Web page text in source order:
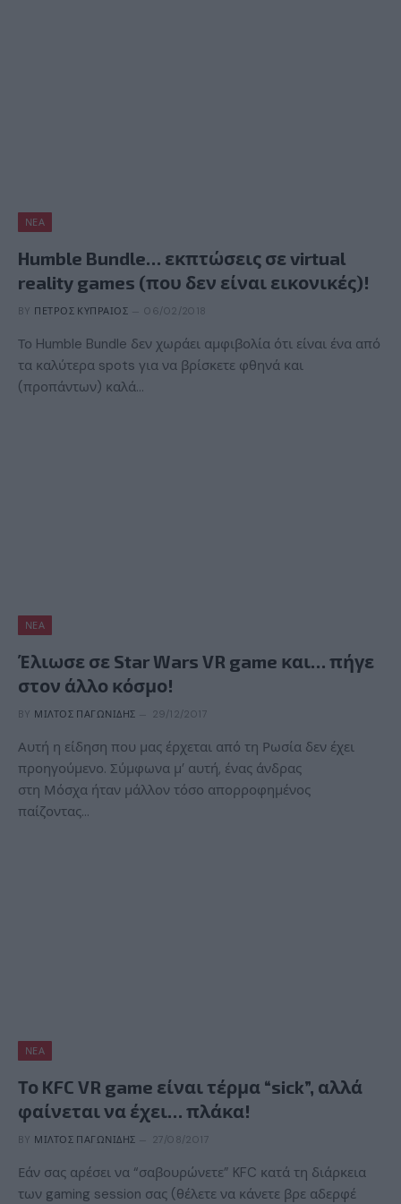
ΝΈΑ
Humble Bundle… εκπτώσεις σε virtual
reality games (που δεν είναι εικονικές)!
BY ΠΈΤΡΟΣ ΚΥΠΡΑΊΟΣ 06/02/2018
Το Humble Bundle δεν χωράει αμφιβολία ότι είναι ένα από
τα καλύτερα spots για να βρίσκετε φθηνά και
(προπάντων) καλά…
ΝΈΑ
Έλιωσε σε Star Wars VR game και… πήγε
στον άλλο κόσμο!
BY ΜΊΛΤΟΣ ΠΑΓΩΝΊΔΗΣ 29/12/2017
Αυτή η είδηση που μας έρχεται από τη Ρωσία δεν έχει
προηγούμενο. Σύμφωνα μ’ αυτή, ένας άνδρας
στη Μόσχα ήταν μάλλον τόσο απορροφημένος
παίζοντας…
ΝΈΑ
Το KFC VR game είναι τέρμα “sick”, αλλά
φαίνεται να έχει… πλάκα!
BY ΜΊΛΤΟΣ ΠΑΓΩΝΊΔΗΣ 27/08/2017
Εάν σας αρέσει να “σαβουρώνετε” KFC κατά τη διάρκεια
των gaming session σας (θέλετε να κάνετε βρε αδερφέ